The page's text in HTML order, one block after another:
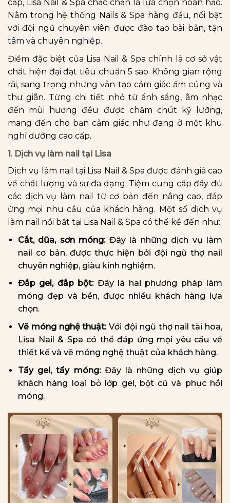
cấp, Lisa Nail & Spa chắc chắn là lựa chọn hoàn hảo.
Nằm trong hệ thống Nails & Spa hàng đầu, nổi bật
với đội ngũ chuyên viên được đào tạo bài bản, tận
tâm và chuyên nghiệp.
Điểm đặc biệt của Lisa Nail & Spa chính là cơ sở vật
chất hiện đại đạt tiêu chuẩn 5 sao. Không gian rộng
rãi, sang trọng nhưng vẫn tạo cảm giác ấm cúng và
thư giãn. Từng chi tiết nhỏ từ ánh sáng, âm nhạc
đến mùi hương đều được chăm chút kỹ lưỡng,
mang đến cho bạn cảm giác như đang ở một khu
nghỉ dưỡng cao cấp.
1. Dịch vụ làm nail tại Lisa
Dịch vụ làm nail tại Lisa Nail & Spa được đánh giá cao
về chất lượng và sự đa dạng. Tiệm cung cấp đầy đủ
các dịch vụ làm nail từ cơ bản đến nâng cao, đáp
ứng mọi nhu cầu của khách hàng. Một số dịch vụ
làm nail nổi bật tại Lisa Nail & Spa có thể kể đến như:
Cắt, dũa, sơn móng:Đây là những dịch vụ làm
nail cơ bản, được thực hiện bởi đội ngũ thợ nail
chuyên nghiệp, giàu kinh nghiệm.
Đắp gel, đắp bột:Đây là hai phương pháp làm
móng đẹp và bền, được nhiều khách hàng lựa
chọn.
Vẽ móng nghệ thuật:Với đội ngũ thợ nail tài hoa,
Lisa Nail & Spa có thể đáp ứng mọi yêu cầu về
thiết kế và vẽ móng nghệ thuật của khách hàng.
Tẩy gel, tẩy móng:Đây là những dịch vụ giúp
khách hàng loại bỏ lớp gel, bột cũ và phục hồi
móng.